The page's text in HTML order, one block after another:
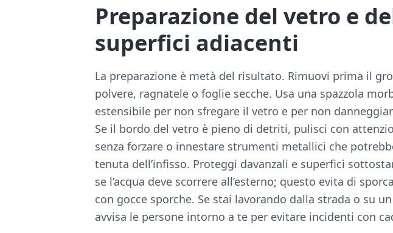
Preparazione del vetro e
superfici adiacenti
La preparazione è metà del risultato. Rimuovi prima il
polvere, ragnatele o foglie secche. Usa una spazzola
estensibile per non sfregare il vetro e per non
Se il bordo del vetro è pieno di detriti, pulisci con
senza forzare o innestare strumenti metallici che
tenuta dell’infisso. Proteggi davanzali e superfici
se l’acqua deve scorrere all’esterno; questo evita di
con gocce sporche. Se stai lavorando dalla strada o su
avvisa le persone intorno a te per evitare incidenti con